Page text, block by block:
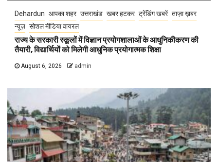
Dehardun आपका शहर उत्तराखंड खबर हटकर ट्रेंडिंग खबरें ताज़ा ख़बर
न्यूज़ सोशल मीडिया वायरल
राज्य के सरकारी स्कूलों में विज्ञान प्रयोगशालाओं के आधुनिकीकरण की
तैयारी, विद्यार्थियों को मिलेगी आधुनिक प्रयोगात्मक शिक्षा
August 6, 2026 admin